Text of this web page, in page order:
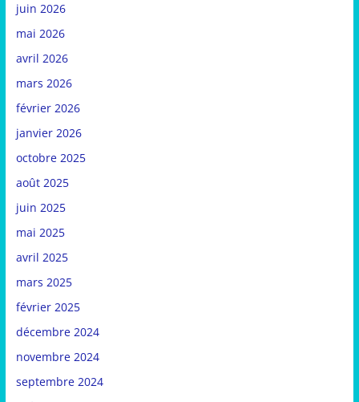
juin 2026
mai 2026
avril 2026
mars 2026
février 2026
janvier 2026
octobre 2025
août 2025
juin 2025
mai 2025
avril 2025
mars 2025
février 2025
décembre 2024
novembre 2024
septembre 2024